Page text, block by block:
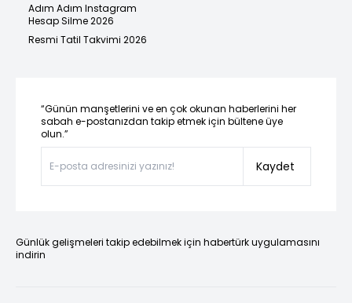
Adım Adım Instagram
Hesap Silme 2026
Resmi Tatil Takvimi 2026
“Günün manşetlerini ve en çok okunan haberlerini her
sabah e-postanızdan takip etmek için bültene üye
olun.”
Kaydet
Günlük gelişmeleri takip edebilmek için habertürk uygulamasını
indirin